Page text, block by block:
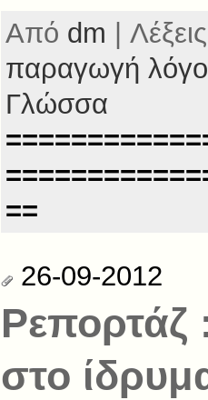
Από dm |
παραγωγή
Γλώσσα
==
26-09-2012
Ρεπορτάζ
στο